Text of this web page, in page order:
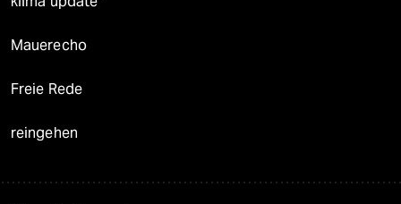
Mauerecho
Freie Rede
reingehen